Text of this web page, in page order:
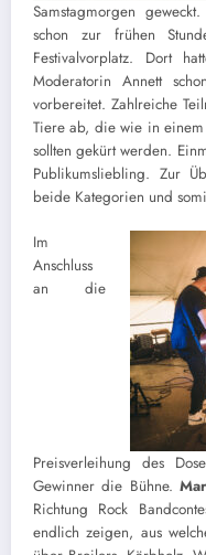
Samstagmorgen
schon zur frühen
Festivalvorplatz. Dort
Moderatorin Annett
vorbereitet. Zahlreiche
Tiere ab, die wie in
sollten gekürt werden.
Publikumsliebling. Zur
beide Kategorien und
Im
Anschluss
an die
Preisverleihung des
Gewinner die Bühne.
Richtung Rock
endlich zeigen, aus